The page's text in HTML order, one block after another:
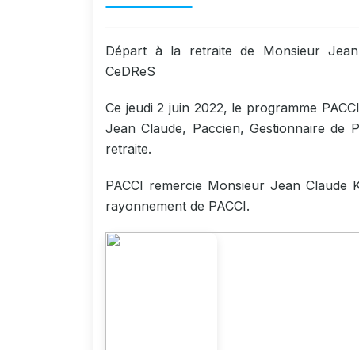
Départ à la retraite de Monsieur
CeDReS
Ce jeudi 2 juin 2022, le programme
Jean Claude, Paccien, Gestionnaire de
retraite.
PACCI remercie Monsieur Jean
rayonnement de PACCI.